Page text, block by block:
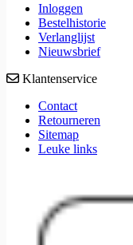
Inloggen
Bestelhistorie
Verlanglijst
Nieuwsbrief
Klantenservice
Contact
Retourneren
Sitemap
Leuke links